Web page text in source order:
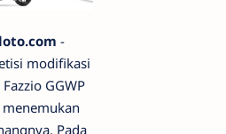
-
modifikasi
GGWP
Pada